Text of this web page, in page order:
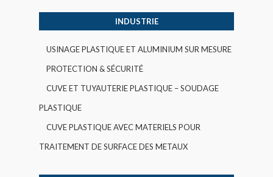
INDUSTRIE
USINAGE PLASTIQUE ET ALUMINIUM SUR MESURE
PROTECTION & SÉCURITÉ
CUVE ET TUYAUTERIE PLASTIQUE – SOUDAGE
PLASTIQUE
CUVE PLASTIQUE AVEC MATERIELS POUR
TRAITEMENT DE SURFACE DES METAUX